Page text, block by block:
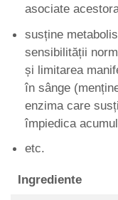
asociate
susține
sensibilității
și limitarea
în sânge
enzima care
împiedica
etc.
Ingrediente